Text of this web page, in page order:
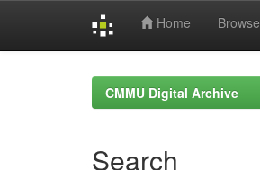
Home Browse
CMMU Digital Archive
Search